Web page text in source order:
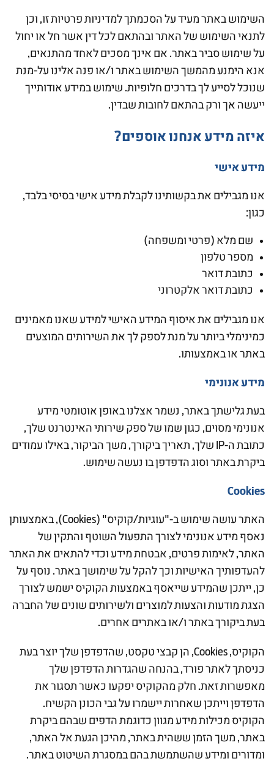
השימוש באתר מעיד על הסכמתך למדיניות פרטיות זו, וכן
לתנאי השימוש של האתר ובהתאם לכל דין אשר חל או יחול
על שימוש סביר באתר. אם אינך מסכים לאחד מהתנאים,
אנא הימנע מהמשך השימוש באתר ו/או פנה אלינו על-מנת
שנוכל לסייע לך בדרכים חלופיות. שימוש במידע אודותייך
ייעשה אך ורק בהתאם לחובות שבדין.
איזה מידע אנחנו אוספים?
מידע אישי
אנו מגבילים את בקשותינו לקבלת מידע אישי בסיסי בלבד,
כגון:
שם מלא (פרטי ומשפחה)
מספר טלפון
כתובת דואר
כתובת דואר אלקטרוני
אנו מגבילים את איסוף המידע האישי למידע שאנו מאמינים
כמינימלי ביותר על מנת לספק לך את השירותים המוצעים
באתר או באמצעותו.
מידע אנונימי
בעת גלישתך באתר, נשמר אצלנו באופן אוטומטי מידע
אנונימי מסוים, כגון שמו של ספק שירותי האינטרנט שלך,
כתובת ה-IP שלך, תאריך ביקורך, משך הביקור, באילו עמודים
ביקרת באתר וסוג הדפדפן בו נעשה שימוש.
Cookies
האתר עושה שימוש ב-"עוגיות/קוקיס" (Cookies), באמצעותן
נאסף מידע אנונימי לצורך התפעול השוטף והתקין של
האתר, לאימות פרטים, אבטחת מידע וכדי להתאים את האתר
להעדפותיך האישיות וכך להקל על שימושך באתר. נוסף על
כן, ייתכן שהמידע שייאסף באמצעות הקוקיס ישמש לצורך
הצגת מודעות והצעות למוצרים ולשירותים שונים של החברה
בעת ביקורך באתר ו/או באתרים אחרים.
הקוקיס, Cookies, הן קבצי טקסט, שהדפדפן שלך יוצר בעת
כניסתך לאתר פורד, בהנחה שהגדרות הדפדפן שלך
מאפשרות זאת. חלק מהקוקיס יפקעו כאשר תסגור את
הדפדפן וייתכן שאחרות יישמרו על גבי הכונן הקשיח.
הקוקיס מכילות מידע מגוון כדוגמת הדפים שבהם ביקרת
באתר, משך הזמן ששהית באתר, מהיכן הגעת אל האתר,
ומדורים ומידע שהשתמשת בהם במסגרת השיטוט באתר.